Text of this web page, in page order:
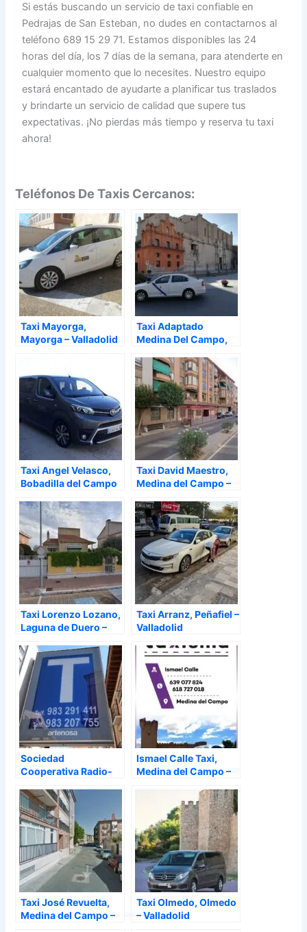
Si estás buscando un servicio de taxi confiable en
Pedrajas de San Esteban, no dudes en contactarnos al
teléfono 689 15 29 71. Estamos disponibles las 24
horas del día, los 7 días de la semana, para atenderte en
cualquier momento que lo necesites. Nuestro equipo
estará encantado de ayudarte a planificar tus traslados
y brindarte un servicio de calidad que supere tus
expectativas. ¡No pierdas más tiempo y reserva tu taxi
ahora!
Teléfonos De Taxis Cercanos:
Taxi Mayorga,
Mayorga – Valladolid
Taxi Adaptado
Medina Del Campo,
Valladolid
Taxi Angel Velasco,
Bobadilla del Campo
Taxi David Maestro,
Medina del Campo –
Taxi Lorenzo Lozano,
Laguna de Duero –
Taxi Arranz, Peñafiel –
Valladolid
Sociedad
Cooperativa Radio-
Valladolid – Valladolid
Ismael Calle Taxi,
Medina del Campo –
Taxi José Revuelta,
Medina del Campo –
Taxi Olmedo, Olmedo
– Valladolid